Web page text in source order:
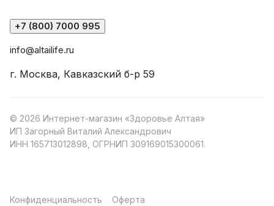
+7 (800) 7000 995
info@altailife.ru
г. Москва, Кавказский б-р 59
© 2026 Интернет-магазин «Здоровье Алтая»
ИП Загорный Виталий Александрович
ИНН 165713012898, ОГРНИП 309169015300061.
Конфиденциальность Оферта